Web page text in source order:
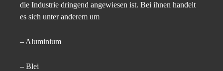
die Industrie dringend angewiesen ist. Bei ihnen handelt
es sich unter anderem um
– Aluminium
– Blei